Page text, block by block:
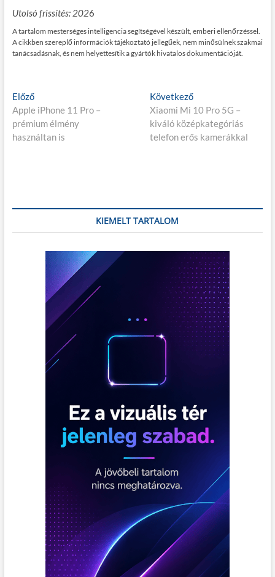
Utolsó frissítés: 2026
A tartalom mesterséges intelligencia segítségével készült, emberi ellenőrzéssel.
A cikkben szereplő információk tájékoztató jellegűek, nem minősülnek szakmai
tanácsadásnak, és nem helyettesítik a gyártók hivatalos dokumentációját.
Bejegyzés
navigáció
ElőzőE
l
ő
z
Apple iPhone 11 Pro –
prémium élmény
használtan is
KövetkezőK
ö
v
e
o
t
:
Xiaomi Mi 10 Pro 5G –
kiváló középkategóriás
telefon erős kamerákkal
KIEMELT TARTALOM